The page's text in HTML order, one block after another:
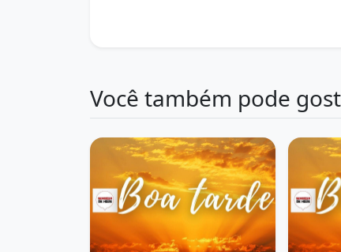
Você também pode